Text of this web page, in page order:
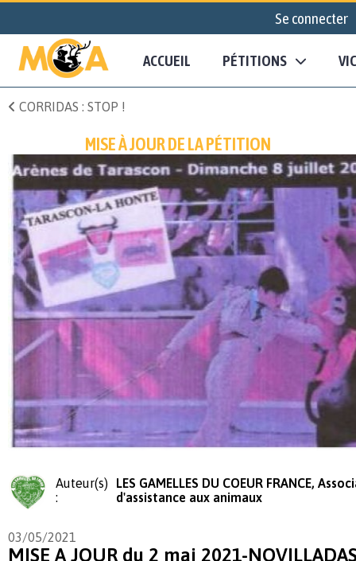
Se connecter
ACCUEIL PÉTITIONS
CORRIDAS : STOP !
MISE À JOUR DE LA PÉTITION
Auteur(s)
:
LES GAMELLES DU COEUR FRANCE,
d'assistance aux animaux
03/05/2021
MISE A JOUR du 2 mai 2021-